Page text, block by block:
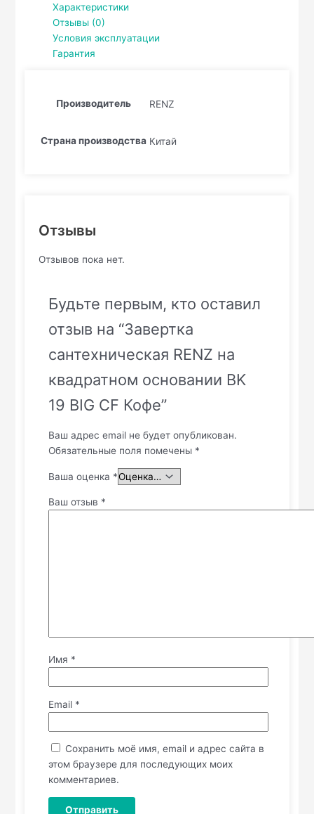
Характеристики
Отзывы (0)
Условия эксплуатации
Гарантия
Производитель RENZ
Страна производства Китай
Отзывы
Отзывов пока нет.
Будьте первым, кто оставил
отзыв на “Завертка
сантехническая RENZ на
квадратном основании BK
19 BIG CF Кофе”
Ваш адрес email не будет опубликован.
Обязательные поля помечены *
Ваша оценка *
Ваш отзыв *
Имя *
Email *
Сохранить моё имя, email и адрес сайта в
этом браузере для последующих моих
комментариев.